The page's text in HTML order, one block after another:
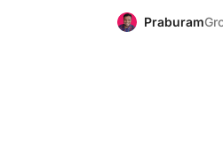
Praburam